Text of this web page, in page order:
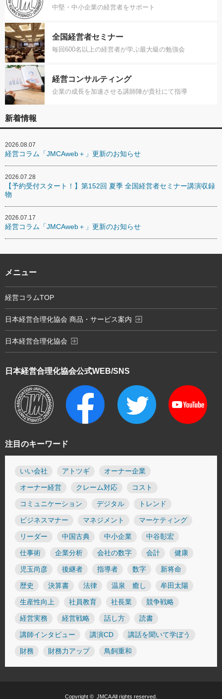
中堅・中小企業の経営者をサポート
全国経営者セミナー
毎回600名以上の経営者が学ぶ最大級の勉強会
経営コンサルティング
企業の成長を加速させる講師陣が貴社にて指導
新着情報
2026.08.07
経営コラム「JMCAweb＋」更新のお知らせ
2026.07.28
【予約受付スタート！】第152回 夏季 全国経営者セミナー講演収録
物
2026.07.17
経営コラム「JMCAweb＋」更新のお知らせ
注目のキーワード
いい会社 アトツギ オーナー企業
オーナー経営 クレーム対応 コスト
コミュニケーション デジタル トレンド
ビジネスマナー マネジメント マーケティング
リーダー 中国古典 中小企業 中谷彰宏
仕事術 企業分析 会社の数字 会計 健康
児玉尚彦 後継者 指導者 数字 新将命
歴史 決算書 法律 温泉 癒し 牟田太陽
生産性向上 社員教育 社長業 競争戦略
経営実務 経営戦略 話し方 読書
講師インタビュー 講演CD 講話を聞いて学ぼう
財務 財務力アップ 鳥飼重和
日本経営合理化協会公式WEB/SNS
メニュー
経営コラムTOP
日本経営合理化協会 商品・サービス案内 exit_to_app
日本経営合理化協会 exit_to_app
Copyright © JMCAAll rights reserved.